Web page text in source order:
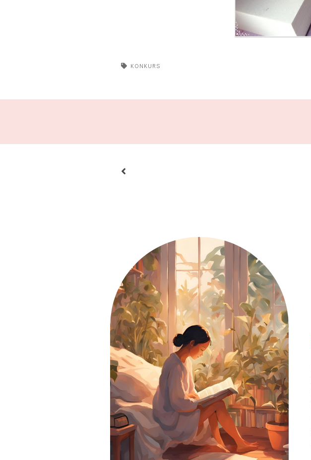
KONKURS